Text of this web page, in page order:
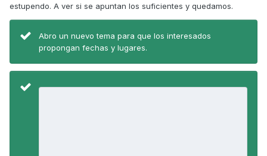
estupendo. A ver si se apuntan los suficientes y quedamos.
Abro un nuevo tema para que los interesados
propongan fechas y lugares.